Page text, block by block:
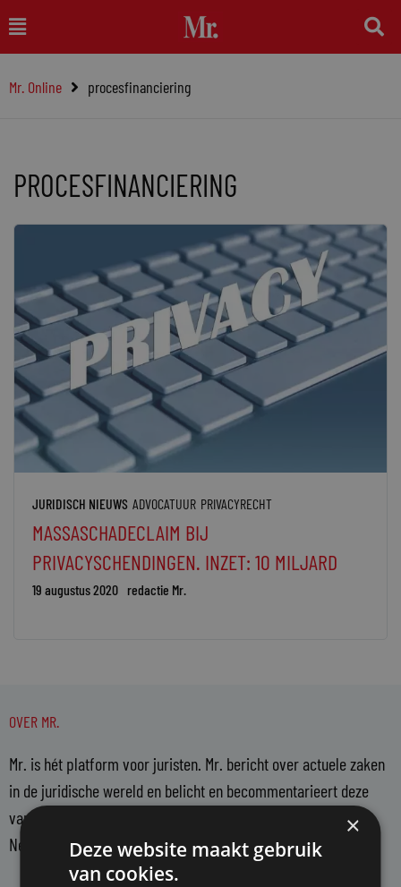
naar
inhoud
Main
Menu
Mr. Online procesfinanciering
PROCESFINANCIERING
JURIDISCH NIEUWS ADVOCATUUR PRIVACYRECHT
MASSASCHADECLAIM BIJ
PRIVACYSCHENDINGEN. INZET: 10 MILJARD
19 augustus 2020 redactie Mr.
OVER MR.
Mr. is hét platform voor juristen. Mr. bericht over actuele zaken
in de juridische wereld en belicht en becommentarieert deze
vanuit een onafhankelijke positie. Mr. richt zich op alle in
Nederland actieve juristen en WO-rechtenstudenten.
×
Deze website maakt gebruik
van cookies.